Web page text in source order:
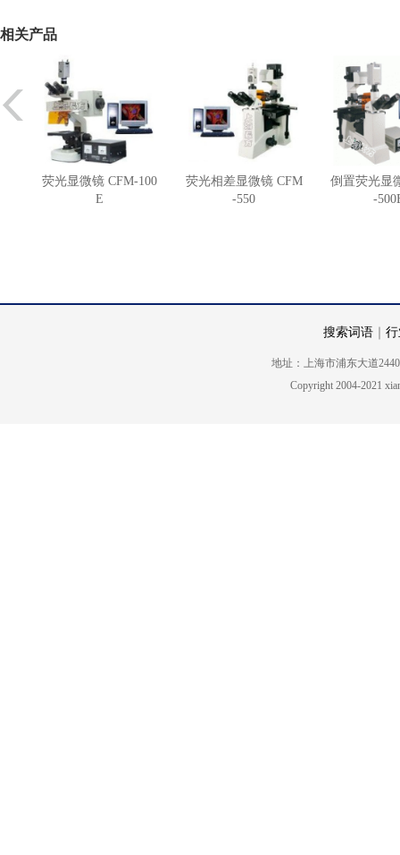
相关产品
荧光显微镜 CFM-100
E
荧光相差显微镜 CFM
-550
倒置荧光显
-
搜索词语
地址：上海市浦东大道2440
Copyright 2004-2021